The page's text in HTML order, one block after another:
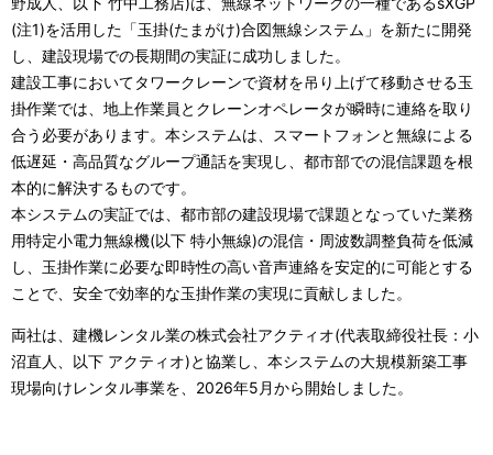
い
ま
す
。
(注1)を活用した「玉掛(たまがけ)合図無線システム」を新たに開発
し、建設現場での長期間の実証に成功しました。
建設工事においてタワークレーンで資材を吊り上げて移動させる玉
掛作業では、地上作業員とクレーンオペレータが瞬時に連絡を取り
合う必要があります。本システムは、スマートフォンと無線による
低遅延・高品質なグループ通話を実現し、都市部での混信課題を根
本的に解決するものです。
本システムの実証では、都市部の建設現場で課題となっていた業務
用特定小電力無線機(以下 特小無線)の混信・周波数調整負荷を低減
し、玉掛作業に必要な即時性の高い音声連絡を安定的に可能とする
ことで、安全で効率的な玉掛作業の実現に貢献しました。
両社は、建機レンタル業の株式会社アクティオ(代表取締役社長：小
沼直人、以下 アクティオ)と協業し、本システムの大規模新築工事
現場向けレンタル事業を、 2026年5 月から開始しました。